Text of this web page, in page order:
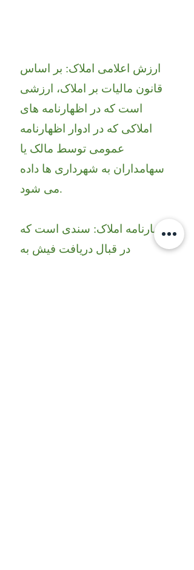
ارزش اعلامی املاک: بر اساس
قانون مالیات بر املاک، ارزشی
است که در اظهارنامه های
املاکی که در ادوار اظهارنامه
عمومی توسط مالک یا
سهامداران به شهرداری ها داده
می شود.
اظهارنامه املاک: سندی است که
در قبال دریافت فیش به